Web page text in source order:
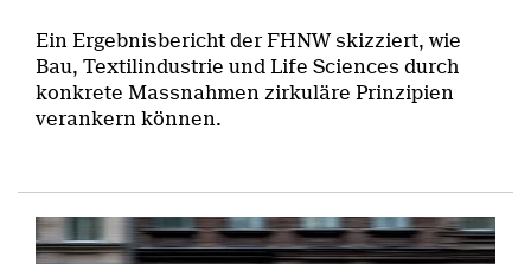
Ein Ergebnisbericht der FHNW skizziert, wie
Bau, Textilindustrie und Life Sciences durch
konkrete Massnahmen zirkuläre Prinzipien
verankern können.